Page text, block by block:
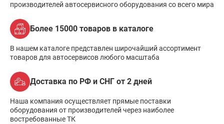
производителей автосервисного оборудования со всего мира
Более 15000 товаров в каталоге
В нашем каталоге представлен широчайший ассортимент
товаров для автосервисов любого масштаба
Доставка по РФ и СНГ от 2 дней
Наша компания осуществляет прямые поставки
оборудования от производителей через наиболее
востребованные ТК